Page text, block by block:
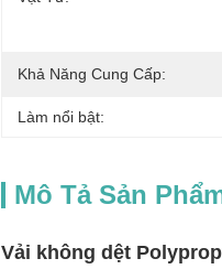
Khả Năng Cung Cấp:
Làm nổi bật:
Mô Tả Sản
Vải không dệt